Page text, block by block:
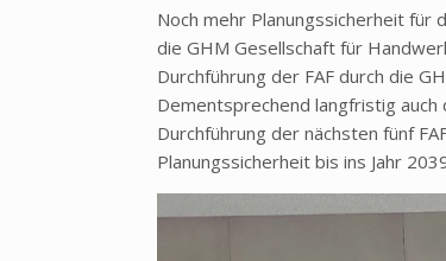
Noch mehr Planungssicherheit für
die GHM Gesellschaft für
Durchführung der FAF durch die
Dementsprechend langfristig
Durchführung der nächsten fünf
Planungssicherheit bis ins Jahr